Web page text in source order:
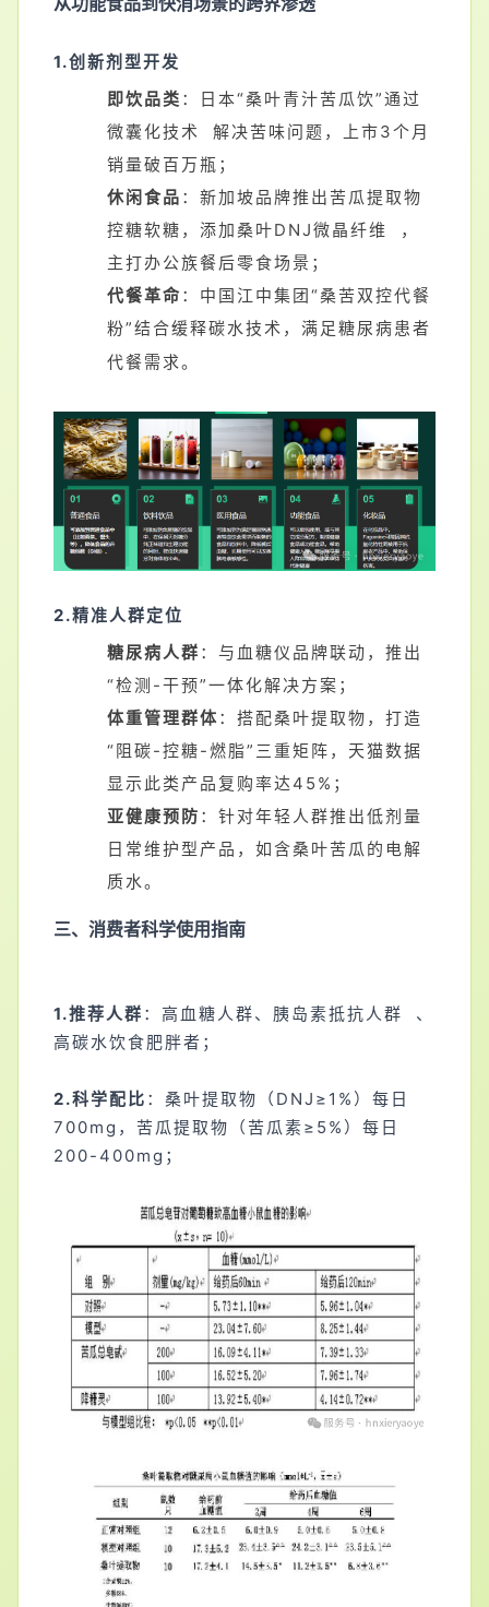
1.创新剂型开发
即饮品类 ：日本“桑叶青汁苦瓜饮”通过
微囊化技术
解决苦味问题，上市3个月
销量破百万瓶；
休闲食品 ：新加坡品牌推出苦瓜提取物
控糖软糖，添加桑叶DNJ微晶纤维
，
主打办公族餐后零食场景；
代餐革命 ：中国江中集团“桑苦双控代餐
粉”结合缓释碳水技术，满足糖尿病患者
代餐需求。
2.精准人群定位
糖尿病人群 ：与血糖仪品牌联动，推出
“检测-干预”一体化解决方案；
体重管理群体：搭配桑叶提取物，打造
“阻碳-控糖-燃脂”三重矩阵，天猫数据
显示此类产品复购率达45%；
亚健康预防 ：针对年轻人群推出低剂量
日常维护型产品，如含桑叶苦瓜的电解
质水。
三、 消费者科学使用指南
1.推荐人群 ：高血糖人群、 胰岛素抵抗人群
、
高碳水饮食肥胖者；
2.科学配比 ：桑叶提取物（DNJ≥1%）每日
700mg，苦瓜提取物（苦瓜素≥5%）每日
200-400mg；